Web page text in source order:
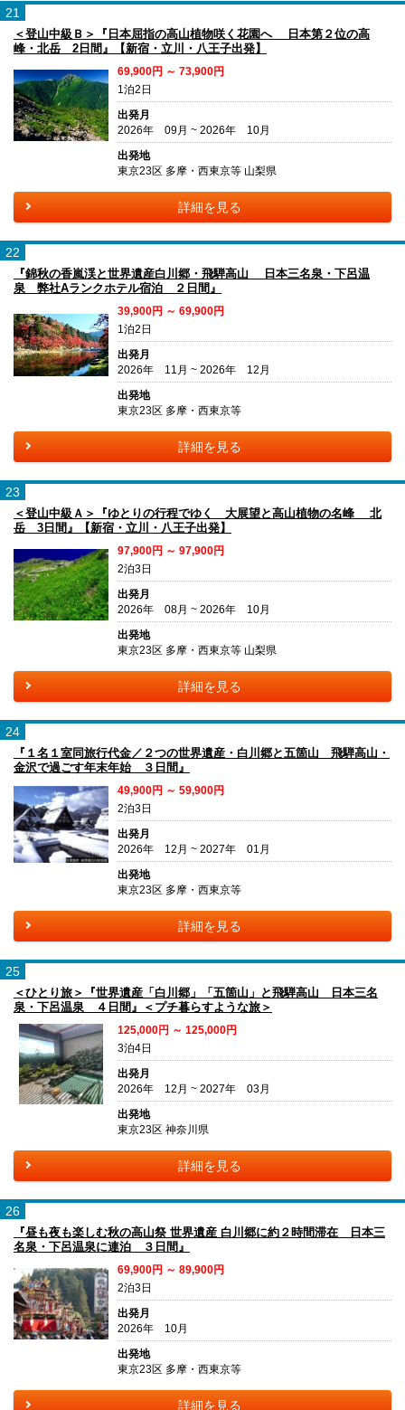
21
＜登山中級Ｂ＞『日本屈指の高山植物咲く花園へ 日本第２位の高
峰・北岳 2日間』【新宿・立川・八王子出発】
69,900円 ～ 73,900円
1泊2日
出発月
2026年 09月 ~ 2026年 10月
出発地
東京23区 多摩・西東京等 山梨県
詳細を見る
22
『錦秋の香嵐渓と世界遺産白川郷・飛騨高山 日本三名泉・下呂温
泉 弊社Aランクホテル宿泊 ２日間』
39,900円 ～ 69,900円
1泊2日
出発月
2026年 11月 ~ 2026年 12月
出発地
東京23区 多摩・西東京等
詳細を見る
23
＜登山中級Ａ＞『ゆとりの行程でゆく 大展望と高山植物の名峰 北
岳 3日間』【新宿・立川・八王子出発】
97,900円 ～ 97,900円
2泊3日
出発月
2026年 08月 ~ 2026年 10月
出発地
東京23区 多摩・西東京等 山梨県
詳細を見る
24
『１名１室同旅行代金／２つの世界遺産・白川郷と五箇山 飛騨高山・
金沢で過ごす年末年始 ３日間』
49,900円 ～ 59,900円
2泊3日
出発月
2026年 12月 ~ 2027年 01月
出発地
東京23区 多摩・西東京等
詳細を見る
25
＜ひとり旅＞『世界遺産「白川郷」「五箇山」と飛騨高山 日本三名
泉・下呂温泉 ４日間』＜プチ暮らすような旅＞
125,000円 ～ 125,000円
3泊4日
出発月
2026年 12月 ~ 2027年 03月
出発地
東京23区 神奈川県
詳細を見る
26
『昼も夜も楽しむ秋の高山祭 世界遺産 白川郷に約２時間滞在 日本三
名泉・下呂温泉に連泊 ３日間』
69,900円 ～ 89,900円
2泊3日
出発月
2026年 10月
出発地
東京23区 多摩・西東京等
詳細を見る